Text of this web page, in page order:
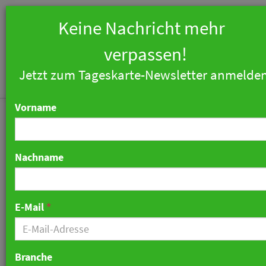
Keine Nachricht mehr
verpassen!
Jetzt zum Tageskarte-Newsletter
Vorname
Nachname
E-Mail *
Branche